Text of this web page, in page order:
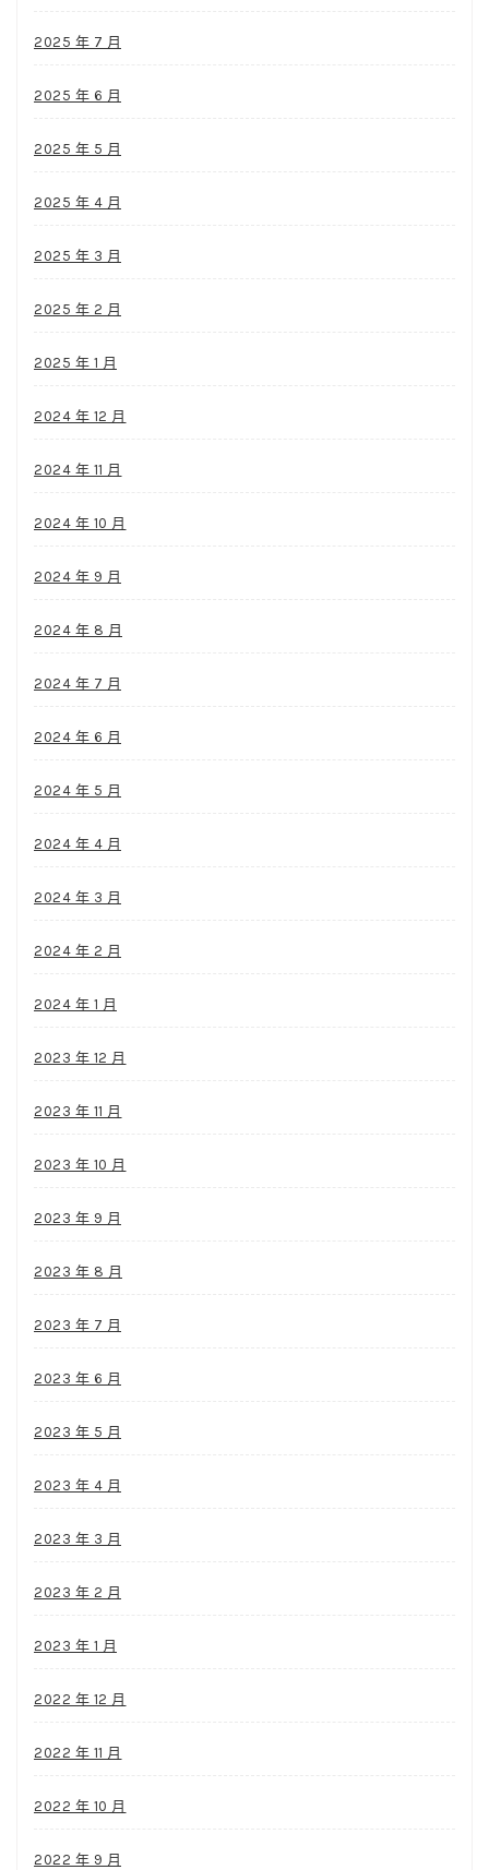
2025 年 7 月
2025 年 6 月
2025 年 5 月
2025 年 4 月
2025 年 3 月
2025 年 2 月
2025 年 1 月
2024 年 12 月
2024 年 11 月
2024 年 10 月
2024 年 9 月
2024 年 8 月
2024 年 7 月
2024 年 6 月
2024 年 5 月
2024 年 4 月
2024 年 3 月
2024 年 2 月
2024 年 1 月
2023 年 12 月
2023 年 11 月
2023 年 10 月
2023 年 9 月
2023 年 8 月
2023 年 7 月
2023 年 6 月
2023 年 5 月
2023 年 4 月
2023 年 3 月
2023 年 2 月
2023 年 1 月
2022 年 12 月
2022 年 11 月
2022 年 10 月
2022 年 9 月